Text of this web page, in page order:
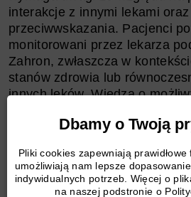
Dbamy o Twoją
Pliki cookies zapewniają
umożliwiają nam lepsze
indywidualnych potrzeb. Więcej o
na naszej podstronie o
interakcje z innymi lekami
przeciwwskazania. Pacjenci
monitorowani przez lekarza
Zahron, zwłaszcza w
stanów zdrowia lub
innych leków. Wiedza o
bezpiecznego i skutecznego
Zahron Skutki